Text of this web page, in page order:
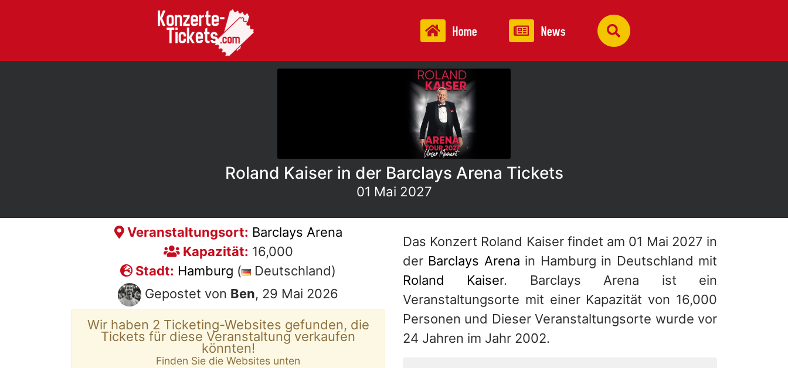
Home News
Roland Kaiser in der Barclays Arena Tickets
01 Mai 2027
Veranstaltungsort: Barclays Arena
Kapazität: 16,000
Stadt: Hamburg (
Deutschland)
Gepostet von Ben, 29 Mai 2026
Wir haben 2 Ticketing-Websites gefunden, die
Tickets für diese Veranstaltung verkaufen
könnten!
Finden Sie die Websites unten
Das Konzert Roland Kaiser findet am 01 Mai 2027 in
der Barclays Arena in Hamburg in Deutschland mit
Roland Kaiser. Barclays Arena ist ein
Veranstaltungsorte mit einer Kapazität von 16,000
Personen und Dieser Veranstaltungsorte wurde vor
24 Jahren im Jahr 2002.